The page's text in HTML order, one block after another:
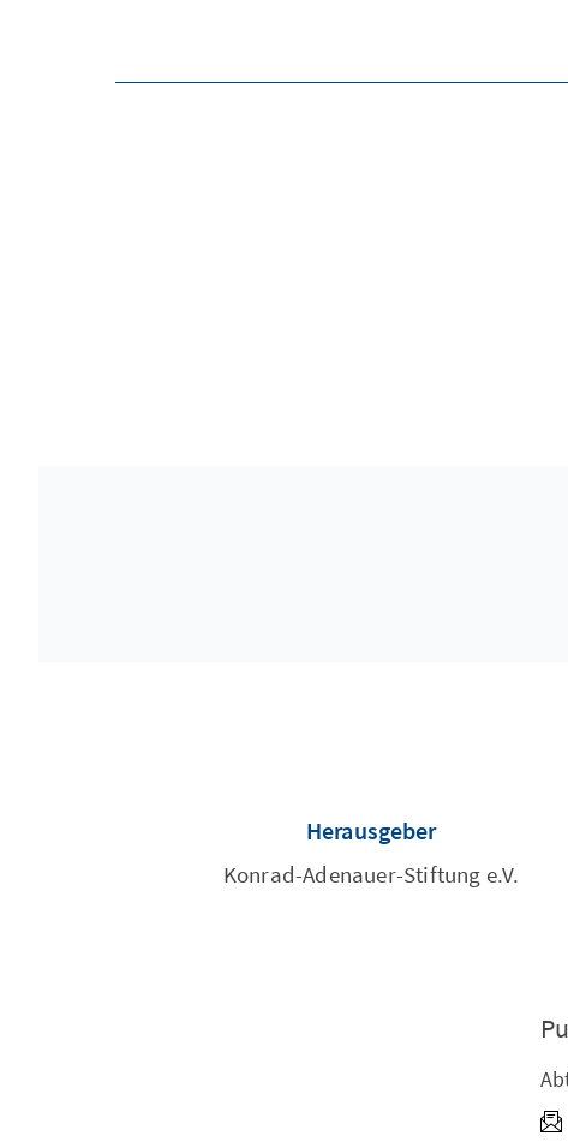
Herausgeber
Konrad-Adenauer-Stiftung e.V.